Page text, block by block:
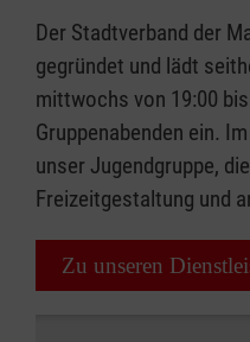
Der Stadtverband der
gegründet und lädt
mittwochs von 19:00
Gruppenabenden ein.
unser Jugendgruppe,
Freizeitgestaltung und
Zu unseren